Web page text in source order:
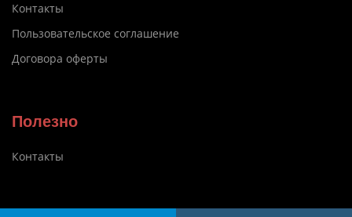
Контакты
Пользовательское соглашение
Договора оферты
Полезно
Контакты